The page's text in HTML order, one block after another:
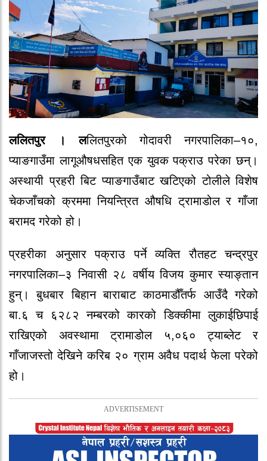
ललितपुर । ललितपुरको गोदावरी नगरपालिका–१०,
प्याङगाउँमा लागूऔषधसहित एक युवक पक्राउ परेका छन्।
अस्थायी प्रहरी बिट प्याङगाउँबाट खटिएको टोलीले विशेष
चेकजाँचको क्रममा नियन्त्रित औषधि ट्रामाडोल र गाँजा
बरामद गरेको हो।
प्रहरीका अनुसार पक्राउ पर्ने व्यक्ति रौतहट चन्द्रपुर
नगरपालिका–३ निवासी २८ वर्षीय विजय कुमार स्याङ्तान
हुन्। बुधबार बिहान बाराबाट काठमाडौँतर्फ आउँदै गरेको
बा.६ च ६२८२ नम्बरको कारको डिक्कीमा लुकाईछिपाई
राखिएको अवस्थामा ट्रामाडोल ५,०६० ट्याब्लेट र
गाँजाजस्तो देखिने करिब २० ग्राम अवैध पदार्थ फेला परेको
हो।